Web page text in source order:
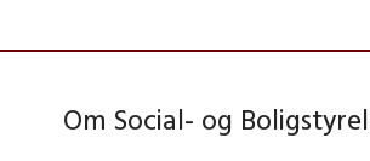
Om Social- og